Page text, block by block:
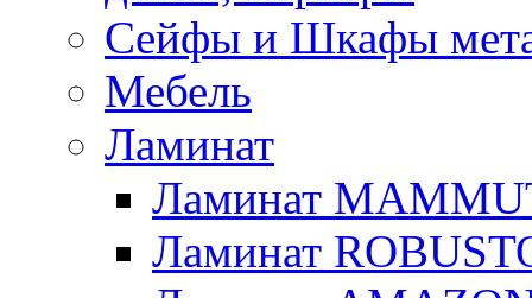
Сейфы и Шкафы
Мебель
Ламинат
Ламинат
Ламинат